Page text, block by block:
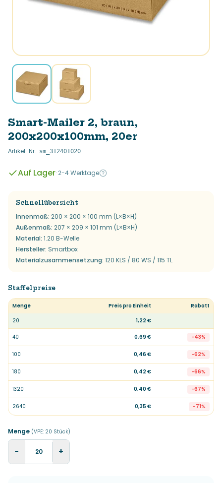
Smart-Mailer 2, braun,
200x200x100mm, 20er
Artikel-Nr.: sm_312401020
Auf Lager· 2-4 Werktage
Schnellübersicht
Innenmaß: 200 × 200 × 100 mm (L×B×H)
Außenmaß: 207 × 209 × 101 mm (L×B×H)
Material: 1.20 B-Welle
Hersteller: Smartbox
Materialzusammensetzung: 120 KLS / 80 WS / 115 TL
Staffelpreise
Menge Preis pro Einheit
Rabatt
20
1,22 €
40 0,69 € -43%
100 0,46 € -62%
180 0,42 € -66%
1320 0,40 € -67%
2640 0,35 € -71%
Menge (VPE: 20 Stück)
− +